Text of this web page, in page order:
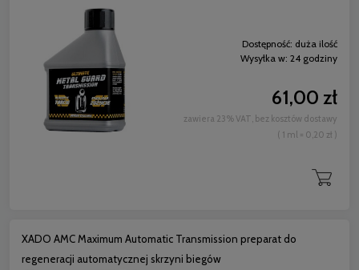
Dostępność: duża ilość
Wysyłka w: 24 godziny
61,00 zł
zawiera 23% VAT, bez kosztów dostawy
( 1 ml = 0,20 zł )
XADO AMC Maximum Automatic Transmission preparat do
regeneracji automatycznej skrzyni biegów